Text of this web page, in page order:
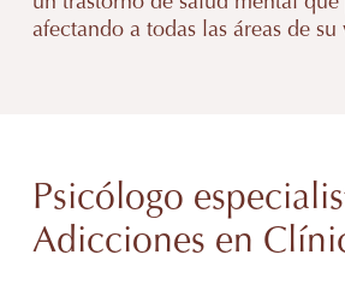
afectando a todas las áreas de su
Psicólogo
Adicciones en